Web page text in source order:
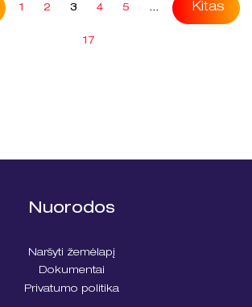
1 2 3 4 5 …
17
Kitas
Nuorodos
Naršyti žemėlapį
Dokumentai
Privatumo politika